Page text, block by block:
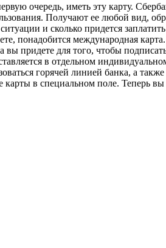
очередь, иметь эту карту.
Получают ее любой вид,
и сколько придется
понадобится международная
придете для того, чтобы
в отдельном
горячей линией банка, а
в специальном поле. Теперь